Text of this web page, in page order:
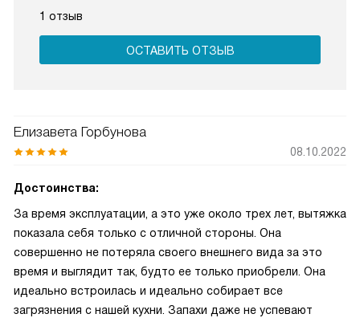
1 отзыв
ОСТАВИТЬ ОТЗЫВ
Елизавета Горбунова
08.10.2022
Достоинства:
За время эксплуатации, а это уже около трех лет, вытяжка
показала себя только с отличной стороны. Она
совершенно не потеряла своего внешнего вида за это
время и выглядит так, будто ее только приобрели. Она
идеально встроилась и идеально собирает все
загрязнения с нашей кухни. Запахи даже не успевают